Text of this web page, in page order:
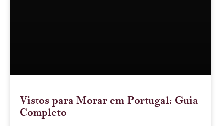
Vistos para Morar em Portugal: Guia
Completo